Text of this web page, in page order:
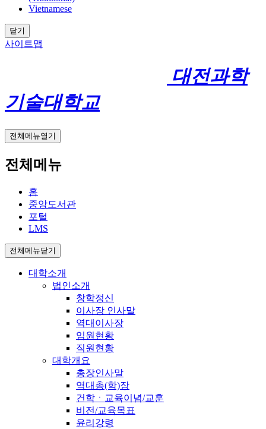
Vietnamese
닫기
사이트맵
대전과학
기술대학교
전체메뉴열기
전체메뉴
홈
중앙도서관
포털
LMS
전체메뉴닫기
대학소개
법인소개
창학정신
이사장 인사말
역대이사장
임원현황
직원현황
대학개요
총장인사말
역대총(학)장
건학ㆍ교육이념/교훈
비전/교육목표
윤리강령